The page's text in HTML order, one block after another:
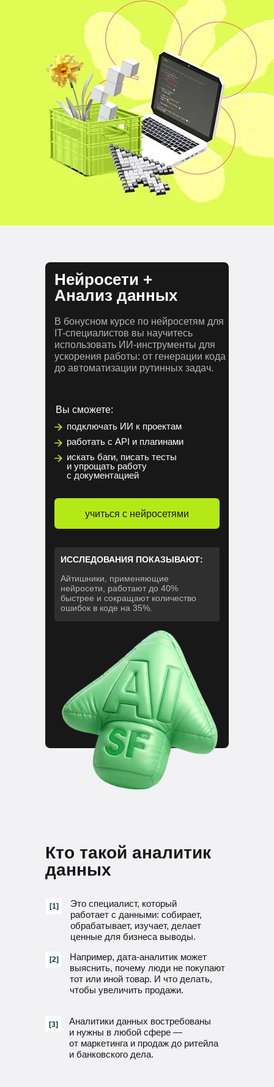
Нейросети +
Анализ данных
В бонусном курсе по нейросетям для
IT-специалистов вы научитесь
использовать ИИ-инструменты для
ускорения работы: от генерации кода
до автоматизации рутинных задач.
учиться с нейросетями
ИССЛЕДОВАНИЯ ПОКАЗЫВАЮТ:
Айтишники, применяющие
нейросети, работают до 40%
быстрее и сокращают количество
ошибок в коде на 35%.
Вы сможете:
подключать ИИ к проектам
работать с API и плагинами
искать баги, писать тесты
и упрощать работу
с документацией
[1]
Кто такой аналитик
данных
[2]
Это специалист, который
работает с данными: собирает,
обрабатывает, изучает, делает
ценные для бизнеса выводы.
[3]
Например, дата-аналитик может
выяснить, почему люди не покупают
тот или иной товар. И что делать,
чтобы увеличить продажи.
Аналитики данных востребованы
и нужны в любой сфере —
от маркетинга и продаж до ритейла
и банковского дела.